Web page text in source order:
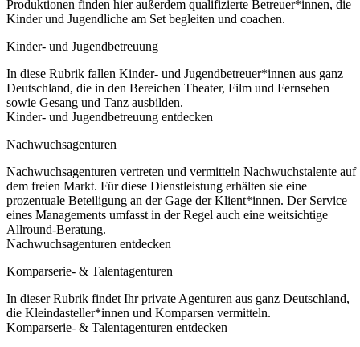
Produktionen finden hier außerdem qualifizierte Betreuer*innen, die
Kinder und Jugendliche am Set begleiten und coachen.
Kinder- und Jugendbetreuung
In diese Rubrik fallen Kinder- und Jugendbetreuer*innen aus ganz
Deutschland, die in den Bereichen Theater, Film und Fernsehen
sowie Gesang und Tanz ausbilden.
Kinder- und Jugendbetreuung entdecken
Nachwuchsagenturen
Nachwuchsagenturen vertreten und vermitteln Nachwuchstalente auf
dem freien Markt. Für diese Dienstleistung erhälten sie eine
prozentuale Beteiligung an der Gage der Klient*innen. Der Service
eines Managements umfasst in der Regel auch eine weitsichtige
Allround-Beratung.
Nachwuchsagenturen entdecken
Komparserie- & Talentagenturen
In dieser Rubrik findet Ihr private Agenturen aus ganz Deutschland,
die Kleindasteller*innen und Komparsen vermitteln.
Komparserie- & Talentagenturen entdecken